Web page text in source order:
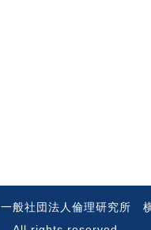
一般社団法人倫理研究所